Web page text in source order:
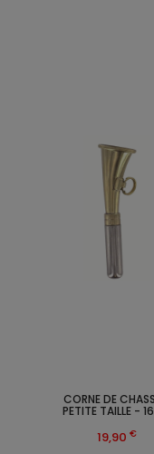
CORNE DE
PETITE TAILLE -
19,90 €